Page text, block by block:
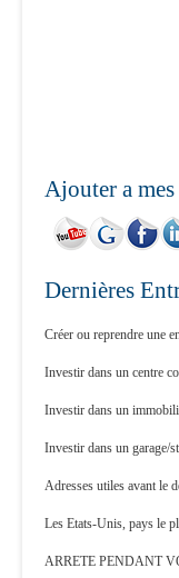
Ajouter a
Dernières
Créer ou reprendre une
Investir dans un centre
Investir dans un
Investir dans un garage/
Adresses utiles avant le
Les Etats-Unis, pays le
ARRETE PENDANT